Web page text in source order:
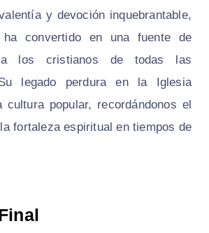
y devoción inquebrantable,
convertido en una fuente de
los cristianos de todas las
legado perdura en la Iglesia
popular, recordándonos el
fortaleza espiritual en tiempos de